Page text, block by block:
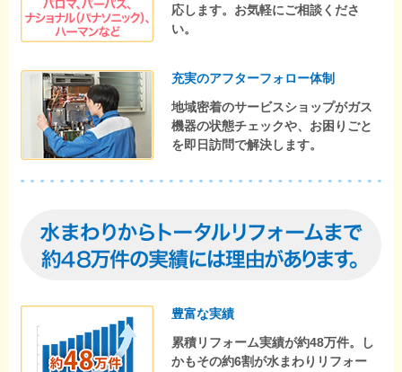
応します。お気軽にご相談くださ
い。
充実のアフターフォロー体制
地域密着のサービスショップがガス
機器の状態チェックや、お困りごと
を即日訪問で解決します。
豊富な実績
累積リフォーム実績が約48万件。し
かもその約6割が水まわりリフォー